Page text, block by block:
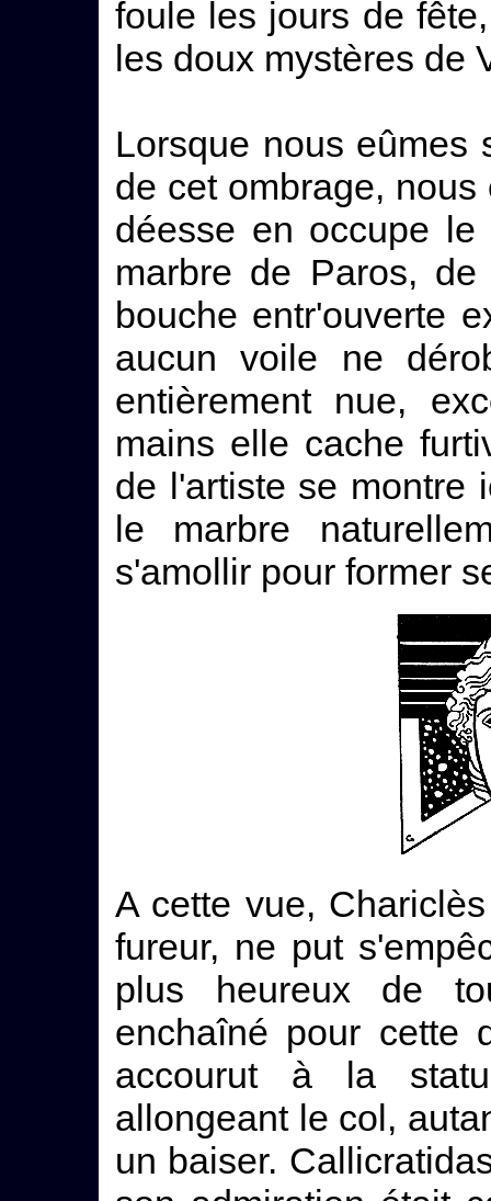
foule les jours de
les doux mystères de
Lorsque nous eûmes
de cet ombrage,
déesse en occupe
marbre de Paros,
bouche entr'ouverte
aucun voile ne
entièrement nue,
mains elle cache
de l'artiste se montre
le marbre
s'amollir pour former
A cette vue,
fureur, ne put
plus heureux de
enchaîné pour cette
accourut à la
allongeant le col,
un baiser.